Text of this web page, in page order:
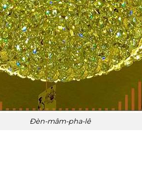
Đèn-mâm-pha-lê